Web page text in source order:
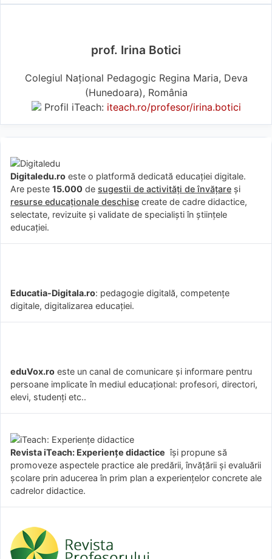
prof. Irina Botici
Colegiul Național Pedagogic Regina Maria, Deva
(Hunedoara), România
Profil iTeach: iteach.ro/profesor/irina.botici
Digitaledu.ro este o platformă dedicată educației digitale.
Are peste 15.000 de sugestii de activități de învățare și
resurse educaționale deschise create de cadre didactice,
selectate, revizuite și validate de specialiști în științele
educației.
Educatia-Digitala.ro: pedagogie digitală, competențe
digitale, digitalizarea educației.
eduVox.ro este un canal de comunicare și informare pentru
persoane implicate în mediul educațional: profesori, directori,
elevi, studenți etc..
Revista iTeach: Experienţe didactice îşi propune să
promoveze aspectele practice ale predării, învăţării şi evaluării
şcolare prin aducerea în prim plan a experienţelor concrete ale
cadrelor didactice.